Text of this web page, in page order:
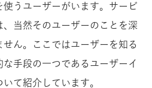
うユーザーがいます。サービ
、当然そのユーザーのことを深
せん。ここではユーザーを知る
手段の一つであるユーザーイ
て紹介しています。